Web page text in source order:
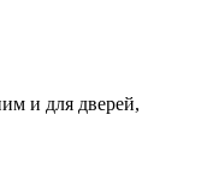
и для дверей,